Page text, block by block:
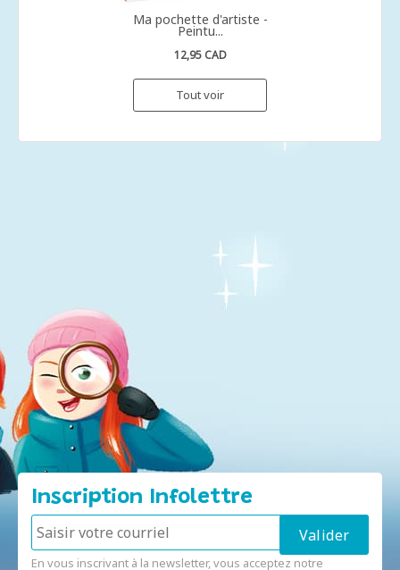
Ma pochette d'artiste -
Peintu...
12,95 CAD
Tout voir
Inscription Infolettre
En vous inscrivant à la newsletter, vous acceptez notre